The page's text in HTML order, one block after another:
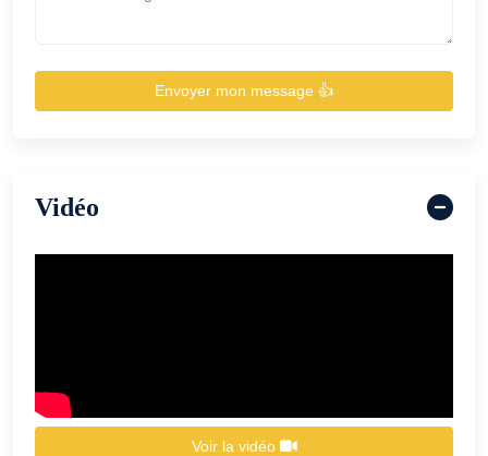
Envoyer mon message 👍
Vidéo
Voir la vidéo